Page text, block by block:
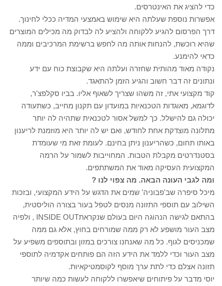
כדי להציג את האינטרסים.
אפשרות נוספת שעלתה היא שימוש באמצעי המדיה ככלי לחינוך.
דרך הפרסום להגיע ללקוחה ולהציע לה לבדוק מה מכילים המוצרים
שהיא רוכשת, להנחות אותה מה לחפש ברשימת המרכיבים וממה
כדאי להימנע.
נקודה מאוד מהותית שחזרה ועלתה היא שקבוצת כוח עם ידע
ונתונים זה דבר חשוב והגיע הזמן להתאגד.
קוד מקצועי אתי, זה משהו שצריך לשאוף אליו. בביו סקלפצ'ר,
לדוגמא, מאוגדות הטכנאיות במועדון עם תקנון מחייב, כשתעודה
יכולה גם להישלל. כך למשל אסור לטכנאית שתהיה לה יותר
מתלונה מוצדקת אחת לחודש, ואם יש לה יותר היא מוזמנת לריענון
באותו תחום, כשהריענון ניתן בחינם. לעומת זאת מי שעומדת
בסטנדרטים מקבלת הטבות. המחוייבות לשמור על הרמה
המקצועית העסיקה מאוד את המשתתפים.
ומה לגבי העונה הבאה. מה צפוי לנו ?
מיכל סיפרה שב'פבוניה' שמים את הדגש על הידע המקצועי, ובזכות
השילוב עם תוספי התזונה מנסים לטפל בעור בצורה הוליסטית,
בהתאם לגישה הנהוגה היום בעולם שנקראתINSIDE OUT , ולפיה
מצב העור מושפע לא רק ממה שמורחים בחוץ, אלא גם ממה
שמכניסים לגוף. כל מה שאנחנו צורכים במזון ובתוספים משפיע על
מצב העור וכדי ללמד את הידע הזה הם פותחים אקדמיה לתוספי
תזונה אצלם כדי לתת ערך מוסף לקוסמטיקאיות.
יוסי מדבר על פיתוחים שיאפשרו ללקוחה לעשות כמה שיותר